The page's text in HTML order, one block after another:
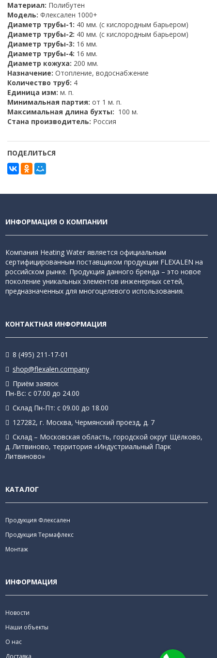
Материал: Полибутен
Модель: Флексален 1000+
Диаметр трубы-1: 40 мм. (с кислородным барьером)
Диаметр трубы-2: 40 мм. (с кислородным барьером)
Диаметр трубы-3: 16 мм.
Диаметр трубы-4: 16 мм.
Диаметр кожуха: 200 мм.
Назначение: Отопление, водоснабжение
Количество труб: 4
Единица изм: м. п.
Минимальная партия: от 1 м. п.
Максимальная длина бухты: 100 м.
Стана производитель: Россия
ПОДЕЛИТЬСЯ
ИНФОРМАЦИЯ О КОМПАНИИ
Компания Heating Water является официальным
сертифицированным поставщиком продукции FLEXALEN на
российском рынке. Продукция данного бренда – это новое
поколение уникальных элементов инженерных сетей,
предназначенных для многоцелевого использования.
КОНТАКТНАЯ ИНФОРМАЦИЯ
8 (495) 211-17-01
shop@flexalen.company
Приём заявок
Пн-Вс: с 07.00 до 24.00
Склад Пн-Пт: с 09.00 до 18.00
127282, г. Москва, Чермянский проезд, д. 7
Склад – Московская область, городской округ Щёлково,
д. Литвиново, территория «Индустриальный Парк
Литвиново»
КАТАЛОГ
Продукция Флексален
Продукция Термафлекс
Монтаж
ИНФОРМАЦИЯ
Новости
Наши объекты
О нас
Доставка